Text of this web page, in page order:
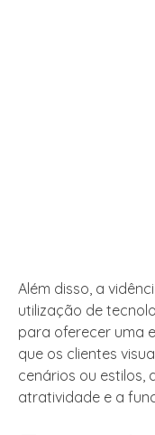
Além disso, a
utilização de
para oferecer uma
que os clientes
cenários ou estilos,
atratividade e a